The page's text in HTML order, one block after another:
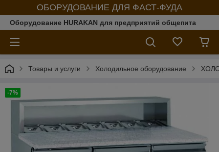
ОБОРУДОВАНИЕ ДЛЯ ФАСТ-ФУДА
Оборудование HURAKAN для предприятий общепита
Товары и услуги Холодильное оборудование
-7%